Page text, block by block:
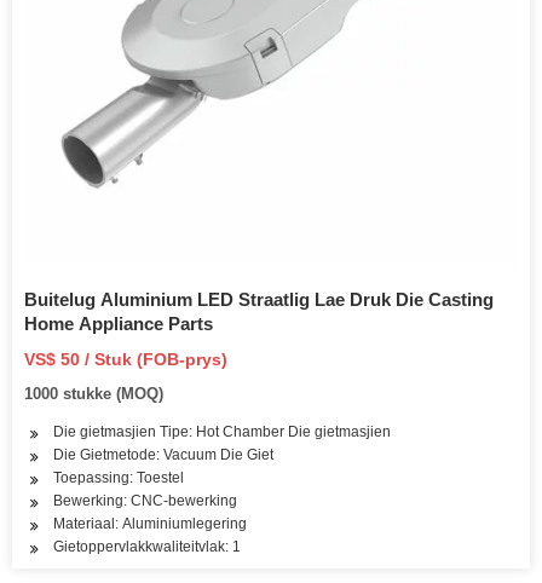
Buitelug Aluminium LED Straatlig Lae Druk Die Casting
Home Appliance Parts
VS$ 50 / Stuk (FOB-prys)
1000 stukke (MOQ)
Die gietmasjien Tipe: Hot Chamber Die gietmasjien
Die Gietmetode: Vacuum Die Giet
Toepassing: Toestel
Bewerking: CNC-bewerking
Materiaal: Aluminiumlegering
Gietoppervlakkwaliteitvlak: 1